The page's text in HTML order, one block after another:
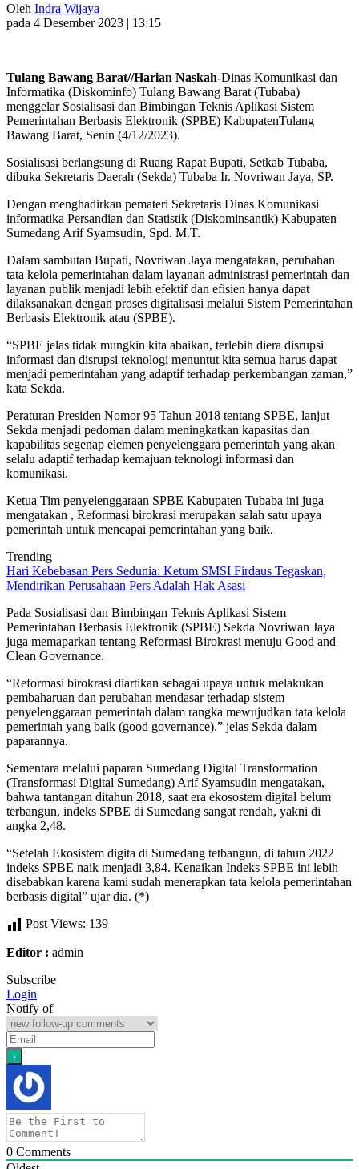
Oleh Indra Wijaya
pada 4 Desember 2023 | 13:15
Tulang Bawang Barat//Harian Naskah-Dinas Komunikasi dan
Informatika (Diskominfo) Tulang Bawang Barat (Tubaba)
menggelar Sosialisasi dan Bimbingan Teknis Aplikasi Sistem
Pemerintahan Berbasis Elektronik (SPBE) KabupatenTulang
Bawang Barat, Senin (4/12/2023).
Sosialisasi berlangsung di Ruang Rapat Bupati, Setkab Tubaba,
dibuka Sekretaris Daerah (Sekda) Tubaba Ir. Novriwan Jaya, SP.
Dengan menghadirkan pemateri Sekretaris Dinas Komunikasi
informatika Persandian dan Statistik (Diskominsantik) Kabupaten
Sumedang Arif Syamsudin, Spd. M.T.
Dalam sambutan Bupati, Novriwan Jaya mengatakan, perubahan
tata kelola pemerintahan dalam layanan administrasi pemerintah dan
layanan publik menjadi lebih efektif dan efisien hanya dapat
dilaksanakan dengan proses digitalisasi melalui Sistem Pemerintahan
Berbasis Elektronik atau (SPBE).
“SPBE jelas tidak mungkin kita abaikan, terlebih diera disrupsi
informasi dan disrupsi teknologi menuntut kita semua harus dapat
menjadi pemerintahan yang adaptif terhadap perkembangan zaman,”
kata Sekda.
Peraturan Presiden Nomor 95 Tahun 2018 tentang SPBE, lanjut
Sekda menjadi pedoman dalam meningkatkan kapasitas dan
kapabilitas segenap elemen penyelenggara pemerintah yang akan
selalu adaptif terhadap kemajuan teknologi informasi dan
komunikasi.
Ketua Tim penyelenggaraan SPBE Kabupaten Tubaba ini juga
mengatakan , Reformasi birokrasi merupakan salah satu upaya
pemerintah untuk mencapai pemerintahan yang baik.
Trending
Hari Kebebasan Pers Sedunia: Ketum SMSI Firdaus Tegaskan,
Mendirikan Perusahaan Pers Adalah Hak Asasi
Pada Sosialisasi dan Bimbingan Teknis Aplikasi Sistem
Pemerintahan Berbasis Elektronik (SPBE) Sekda Novriwan Jaya
juga memaparkan tentang Reformasi Birokrasi menuju Good and
Clean Governance.
“Reformasi birokrasi diartikan sebagai upaya untuk melakukan
pembaharuan dan perubahan mendasar terhadap sistem
penyelenggaraan pemerintah dalam rangka mewujudkan tata kelola
pemerintah yang baik (good governance).” jelas Sekda dalam
paparannya.
Sementara melalui paparan Sumedang Digital Transformation
(Transformasi Digital Sumedang) Arif Syamsudin mengatakan,
bahwa tantangan ditahun 2018, saat era ekosostem digital belum
terbangun, indeks SPBE di Sumedang sangat rendah, yakni di
angka 2,48.
“Setelah Ekosistem digita di Sumedang tetbangun, di tahun 2022
indeks SPBE naik menjadi 3,84. Kenaikan Indeks SPBE ini lebih
disebabkan karena kami sudah menerapkan tata kelola pemerintahan
berbasis digital” ujar dia. (*)
Post Views: 139
Editor : admin
Subscribe
Login
Notify of
0 Comments